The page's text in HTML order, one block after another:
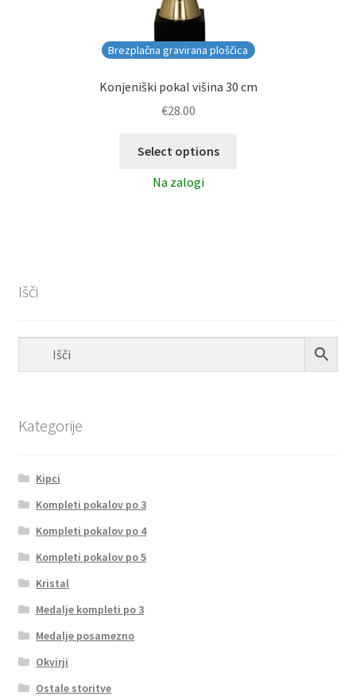
Brezplačna gravirana ploščica
Konjeniški pokal višina 30 cm
€28.00
Select options
Na zalogi
Išči
Kategorije
Kipci
Kompleti pokalov po 3
Kompleti pokalov po 4
Kompleti pokalov po 5
Kristal
Medalje kompleti po 3
Medalje posamezno
Okvirji
Ostale storitve